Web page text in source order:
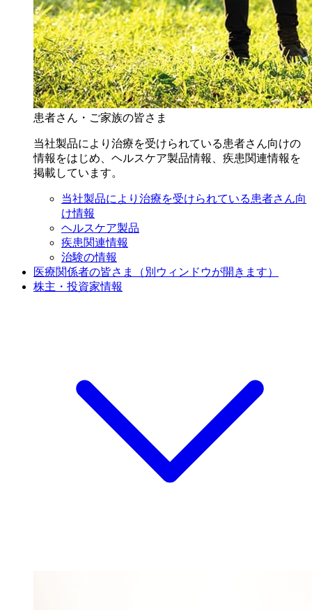
患者さん・ご家族の皆さま
当社製品により治療を受けられている患者さん向けの
情報をはじめ、ヘルスケア製品情報、疾患関連情報を
掲載しています。
当社製品により治療を受けられている患者さん向
け情報
ヘルスケア製品
疾患関連情報
治験の情報
医療関係者の皆さま
（別ウィンドウが開きます）
株主・投資家情報